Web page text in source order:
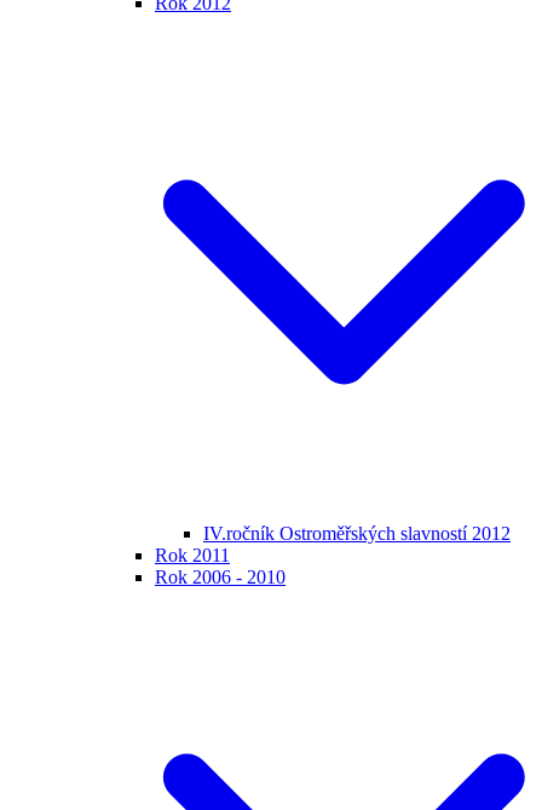
IV.ročník Ostroměřských slavností 2012
Rok 2011
Rok 2006 - 2010